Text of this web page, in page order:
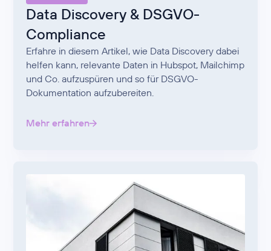
Data Discovery & DSGVO-
Compliance
Erfahre in diesem Artikel, wie Data Discovery dabei
helfen kann, relevante Daten in Hubspot, Mailchimp
und Co. aufzuspüren und so für DSGVO-
Dokumentation aufzubereiten.
Mehr erfahren